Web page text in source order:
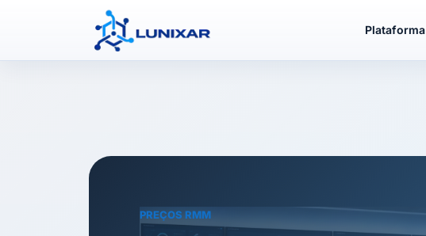
Plataforma
PREÇOS RMM